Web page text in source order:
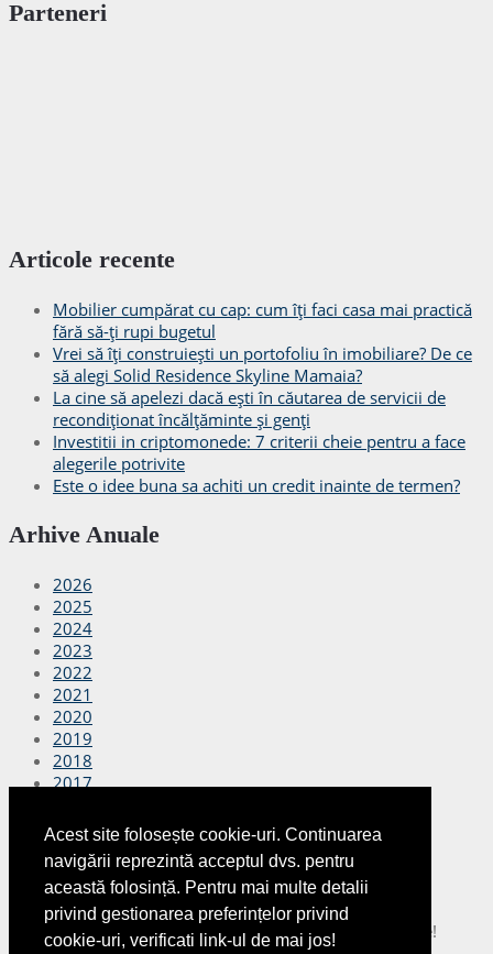
Acest site folosește cookie-uri. Continuarea
navigării reprezintă acceptul dvs. pentru
această folosință. Pentru mai multe detalii
privind gestionarea preferințelor privind
cookie-uri, verificati link-ul de mai jos!
Parteneri
Articole recente
Mobilier cumpărat cu cap: cum îți faci casa mai practică
fără să-ți rupi bugetul
Vrei să îți construiești un portofoliu în imobiliare? De ce
să alegi Solid Residence Skyline Mamaia?
La cine să apelezi dacă ești în căutarea de servicii de
recondiționat încălțăminte și genți
Investitii in criptomonede: 7 criterii cheie pentru a face
alegerile potrivite
Este o idee buna sa achiti un credit inainte de termen?
Arhive Anuale
2026
2025
2024
2023
2022
2021
2020
2019
2018
2017
2015
2014
2013
2012
Copyright © 2026Finante AziToate drepturile rezervate!